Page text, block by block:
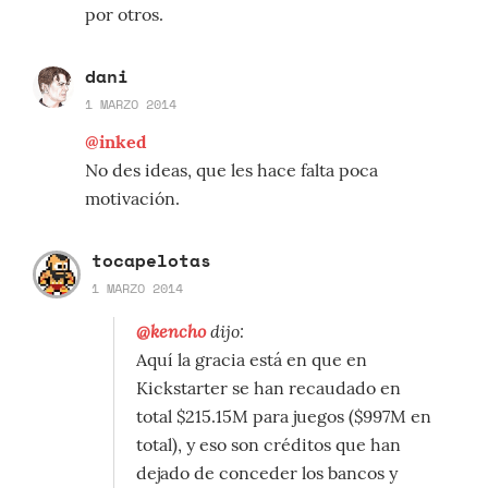
por otros.
dani
1 MARZO 2014
@inked
No des ideas, que les hace falta poca
motivación.
tocapelotas
1 MARZO 2014
@kenchodijo:
Aquí la gracia está en que en
Kickstarter se han recaudado en
total $215.15M para juegos ($997M en
total), y eso son créditos que han
dejado de conceder los bancos y